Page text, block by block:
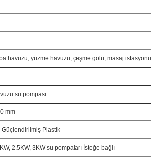
havuzu, yüzme havuzu, çeşme gölü, masaj istasyonu
su pompası
mm
Güçlendirilmiş Plastik
2.5KW, 3KW su pompaları İsteğe bağlı